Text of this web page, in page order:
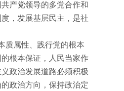
产党领导的多党合作和
，发展基层民主，是社
质属性、践行党的根本
根本保证，人民当家作
政治发展道路必须积极
政治方向，保持政治定